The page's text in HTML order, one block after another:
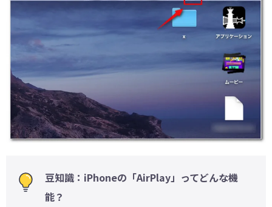
豆知識：iPhoneの「AirPlay」ってどんな機
能？